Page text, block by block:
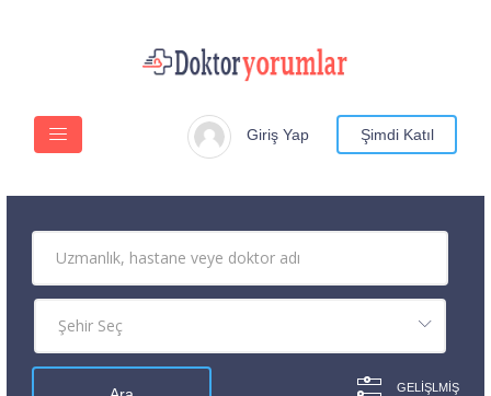
Giriş Yap Şimdi Katıl
GELIŞLMIŞ